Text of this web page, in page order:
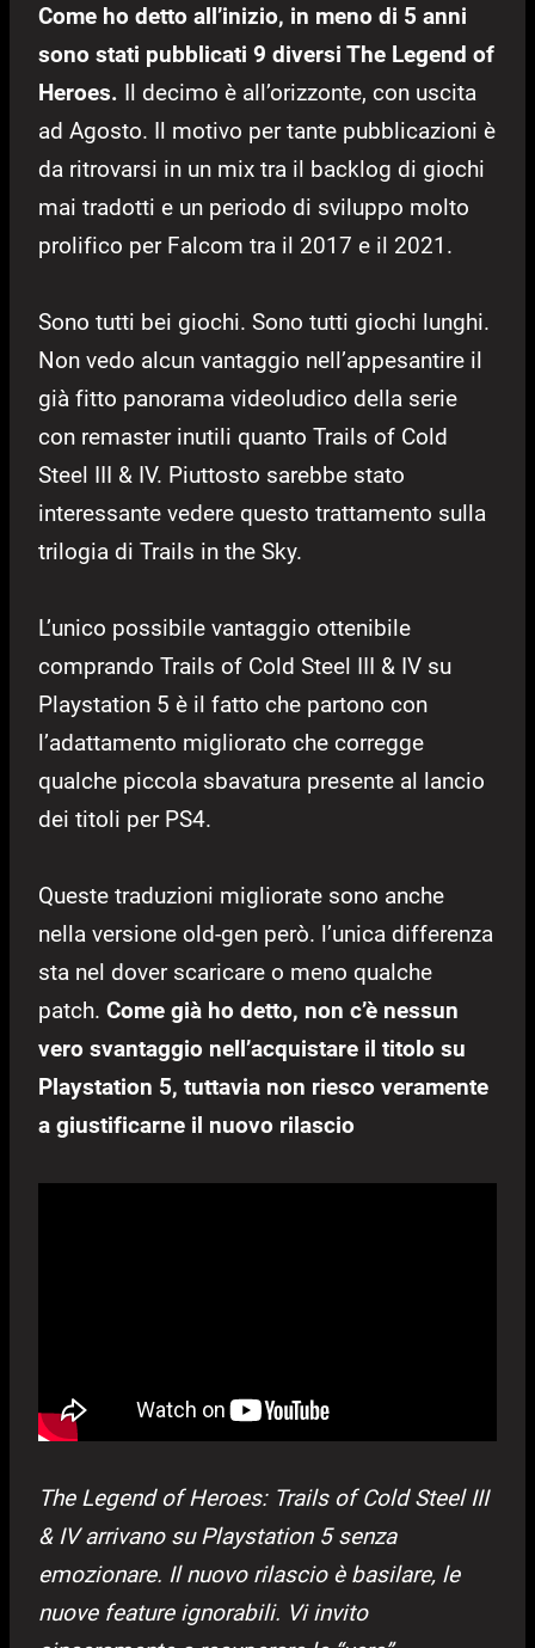
Come ho detto all’inizio, in meno di 5 anni
sono stati pubblicati 9 diversi The Legend of
Heroes. Il decimo è all’orizzonte, con uscita
ad Agosto. Il motivo per tante pubblicazioni è
da ritrovarsi in un mix tra il backlog di giochi
mai tradotti e un periodo di sviluppo molto
prolifico per Falcom tra il 2017 e il 2021.
Sono tutti bei giochi. Sono tutti giochi lunghi.
Non vedo alcun vantaggio nell’appesantire il
già fitto panorama videoludico della serie
con remaster inutili quanto Trails of Cold
Steel III & IV. Piuttosto sarebbe stato
interessante vedere questo trattamento sulla
trilogia di Trails in the Sky.
L’unico possibile vantaggio ottenibile
comprando Trails of Cold Steel III & IV su
Playstation 5 è il fatto che partono con
l’adattamento migliorato che corregge
qualche piccola sbavatura presente al lancio
dei titoli per PS4.
Queste traduzioni migliorate sono anche
nella versione old-gen però. l’unica differenza
sta nel dover scaricare o meno qualche
patch. Come già ho detto, non c’è nessun
vero svantaggio nell’acquistare il titolo su
Playstation 5, tuttavia non riesco veramente
a giustificarne il nuovo rilascio
The Legend of Heroes: Trails of Cold Steel III
& IV arrivano su Playstation 5 senza
emozionare. Il nuovo rilascio è basilare, le
nuove feature ignorabili. Vi invito